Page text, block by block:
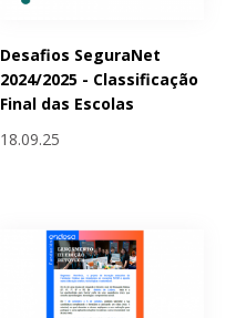
Desafios SeguraNet
2024/2025 - Classificação
Final das Escolas
18.09.25